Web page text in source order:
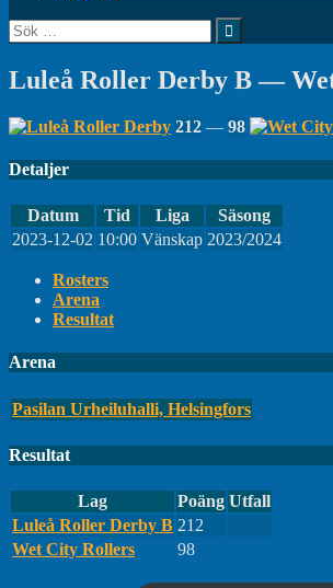
Sök
efter:
Luleå Roller Derby B —
212 — 98
Detaljer
Datum Tid Liga
Säsong
2023-12-02 10:00 Vänskap 2023/2024
Rosters
Arena
Resultat
Arena
Pasilan Urheiluhalli, Helsingfors
Resultat
Lag Poäng Utfall
Luleå Roller Derby B 212
Wet City Rollers
98